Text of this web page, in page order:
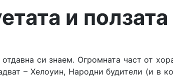
и ползата
си знаем. Огромната част от
– Хелоуин, Народни будители (и в